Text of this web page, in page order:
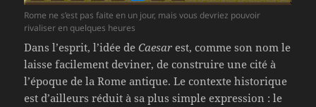
Rome ne s’est pas faite en un jour, mais vous devriez pouvoir
rivaliser en quelques heures
Dans l’esprit, l’idée deCaesar est, comme son nom le
laisse facilement deviner, de construire une cité à
l’époque de la Rome antique. Le contexte historique
est d’ailleurs réduit à sa plus simple expression : le